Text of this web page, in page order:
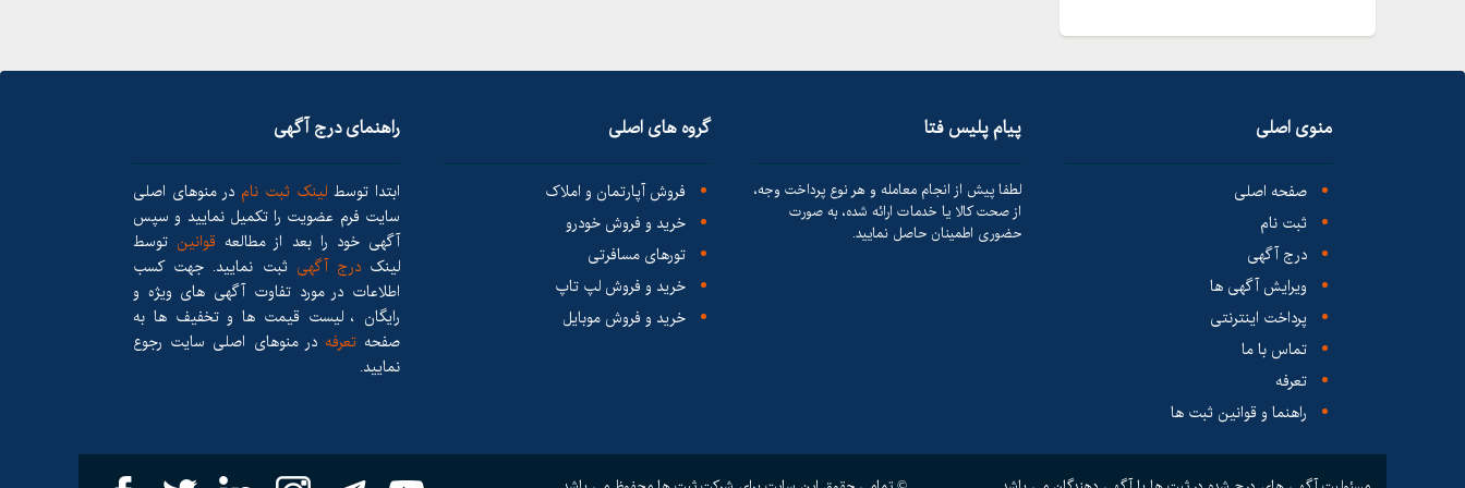
منوی اصلی
صفحه اصلی
ثبت نام
درج آگهی
ویرایش آگهی ها
پرداخت اینترنتی
تماس با ما
تعرفه
راهنما و قوانین ثبت ها
پیام پلیس فتا
لطفا پیش از انجام معامله و هر نوع پرداخت وجه،
از صحت کالا یا خدمات ارائه شده، به صورت
حضوری اطمینان حاصل نمایید.
گروه های اصلی
فروش آپارتمان و املاک
خرید و فروش خودرو
تورهای مسافرتی
خرید و فروش لپ تاپ
خرید و فروش موبایل
راهنمای درج آگهی
ابتدا توسط لینک ثبت نام در منوهای اصلی
سایت فرم عضویت را تکمیل نمایید و سپس
آگهی خود را بعد از مطالعه قوانین توسط
لینکدرج آگهی ثبت نمایید. جهت کسب
اطلاعات در مورد تفاوت آگهی های ویژه و
رایگان ، لیست قیمت ها و تخفیف ها به
صفحه تعرفهدر منوهای اصلی سایت رجوع
نمایید.